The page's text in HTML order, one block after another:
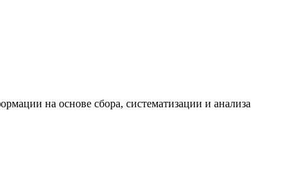
на основе сбора, систематизации и анализа